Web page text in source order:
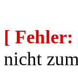
[ Fehler:
nicht